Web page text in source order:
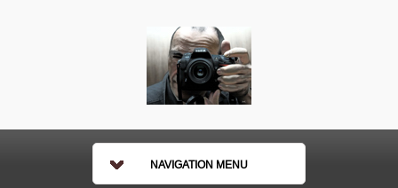
NAVIGATION MENU